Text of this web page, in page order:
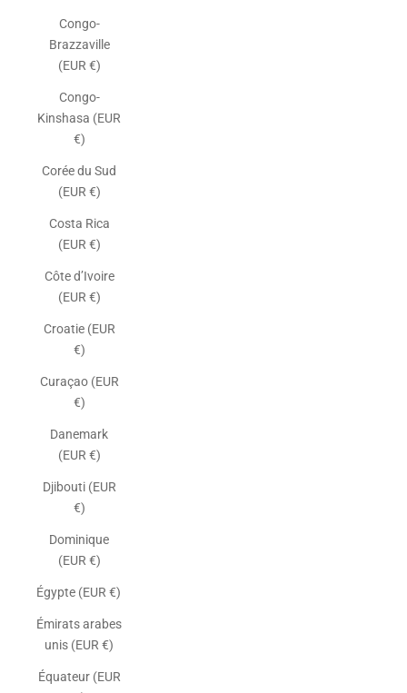
Congo-
Brazzaville
(EUR €)
Congo-
Kinshasa (EUR
€)
Corée du Sud
(EUR €)
Costa Rica
(EUR €)
Côte d’Ivoire
(EUR €)
Croatie (EUR
€)
Curaçao (EUR
€)
Danemark
(EUR €)
Djibouti (EUR
€)
Dominique
(EUR €)
Égypte (EUR €)
Émirats arabes
unis (EUR €)
Équateur (EUR